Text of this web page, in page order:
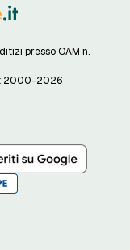
presso OAM n.
2000-2026